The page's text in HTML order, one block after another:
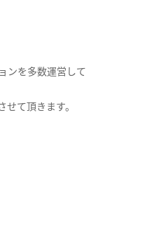
ンを多数運営して
て頂きます。